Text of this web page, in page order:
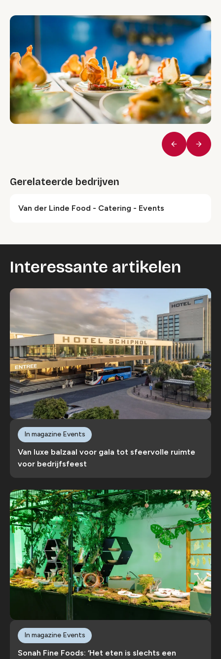
Vorige
Gerelateerde bedrijven
Van der Linde Food - Catering - Events
Interessante artikelen
Van luxe balzaal voor gala tot sfeervolle ruimte
voor bedrijfsfeest
In magazine Events
Sonah Fine Foods: ‘Het eten is slechts een
In magazine Events